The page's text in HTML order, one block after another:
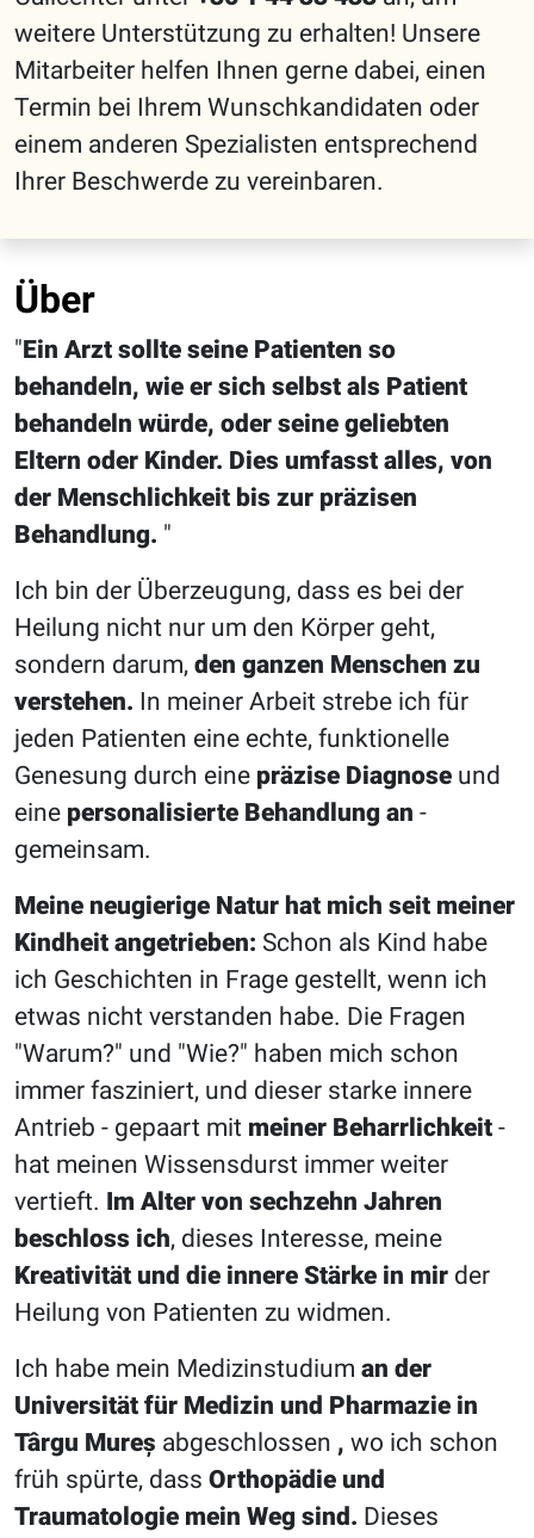
weitere Unterstützung zu erhalten! Unsere
Mitarbeiter helfen Ihnen gerne dabei, einen
Termin bei Ihrem Wunschkandidaten oder
einem anderen Spezialisten entsprechend
Ihrer Beschwerde zu vereinbaren.
Über
Ein Arzt sollte seine Patienten so
behandeln, wie er sich selbst als Patient
behandeln würde, oder seine geliebten
Eltern oder Kinder. Dies umfasst alles, von
der Menschlichkeit bis zur präzisen
Behandlung.
Ich bin der Überzeugung, dass es bei der
Heilung nicht nur um den Körper geht,
sondern darum, den ganzen Menschen zu
verstehen. In meiner Arbeit strebe ich für
jeden Patienten eine echte, funktionelle
Genesung durch eine präzise Diagnose und
eine personalisierte Behandlung an -
gemeinsam.
Meine neugierige Natur hat mich seit meiner
Kindheit angetrieben: Schon als Kind habe
ich Geschichten in Frage gestellt, wenn ich
etwas nicht verstanden habe. Die Fragen
"Warum?" und "Wie?" haben mich schon
immer fasziniert, und dieser starke innere
Antrieb - gepaart mit meiner Beharrlichkeit -
hat meinen Wissensdurst immer weiter
vertieft. Im Alter von sechzehn Jahren
beschloss ich, dieses Interesse, meine
Kreativität und die innere Stärke in mir der
Heilung von Patienten zu widmen.
Ich habe mein Medizinstudium an der
Universität für Medizin und Pharmazie in
Târgu Mureș abgeschlossen , wo ich schon
früh spürte, dass Orthopädie und
Traumatologie mein Weg sind. Dieses